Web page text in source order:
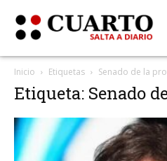
Inicio Etiquetas Senado de la
Etiqueta: Senado